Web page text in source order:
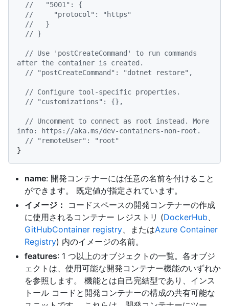
//   "5001": {
//     "protocol": "https"
//   }
// }
// Use 'postCreateCommand' to run commands
after the container is created.
// "postCreateCommand": "dotnet restore",
// Configure tool-specific properties.
// "customizations": {},
// Uncomment to connect as root instead. More
info: https://aka.ms/dev-containers-non-root.
// "remoteUser": "root"
}
name: 開発コンテナーには任意の名前を付けること
ができます。 既定値が指定されています。
イメージ：
コードスペースの開発コンテナーの作成
に使用されるコンテナー レジストリ (DockerHub
GitHubContainer registry 、またはAzure Container
Registry) 内のイメージの名前。
features: 1 つ以上のオブジェクトの一覧。各オブジ
ェクトは、使用可能な開発コンテナー機能のいずれか
を参照します。 機能とは自己完結型であり、インス
トール コードと開発コンテナーの構成の共有可能な